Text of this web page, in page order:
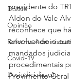
Dossiê
Opinião
Reforma
Covid-19
Desjudicialização
presidente do
Aldon do Vale
reconhece que
envolvendo o
mandados
procedimentais
Provimento